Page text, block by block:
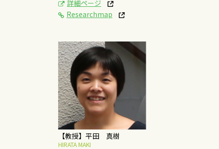
詳細ページ
Researchmap
[研究テーマ]
飼料・環境要因と家畜
の生産性に関する研究
概要はこちら
【教授】平田 真樹
HIRATA MAKI